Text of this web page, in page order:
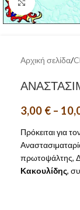
Click to
Αρχική σελίδα
3,00 € –
Πρόκειται για
πρωτοψάλτης,
Κακουλίδης,